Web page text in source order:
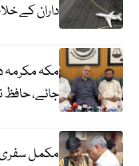
داران کے
مکہ مکرمہ
جائے، حافظ
مکمل سفری